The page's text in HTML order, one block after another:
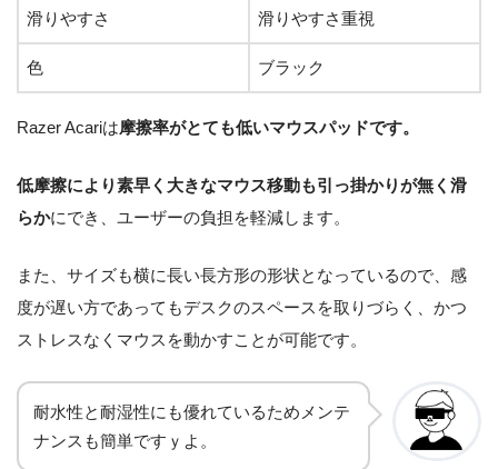
滑りやすさ 滑りやすさ重視
色 ブラック
Razer Acariは摩擦率がとても低いマウスパッドです。
低摩擦により素早く大きなマウス移動も引っ掛かりが無く滑
らかにでき、ユーザーの負担を軽減します。
また、サイズも横に長い長方形の形状となっているので、感
度が遅い方であってもデスクのスペースを取りづらく、かつ
ストレスなくマウスを動かすことが可能です。
耐水性と耐湿性にも優れているためメンテ
ナンスも簡単ですｙよ。